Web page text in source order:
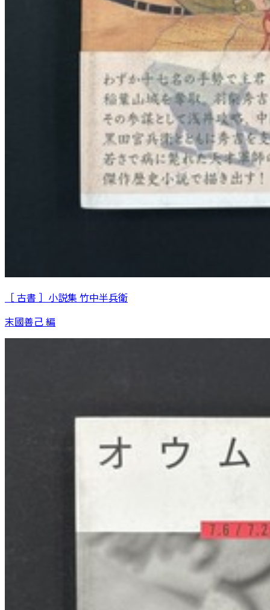
［ 古書 ］小説集 竹中半兵衛
末國善己 編